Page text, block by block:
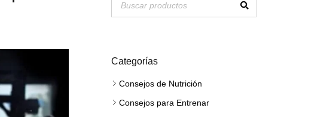
Categorías
Consejos de Nutrición
Consejos para Entrenar